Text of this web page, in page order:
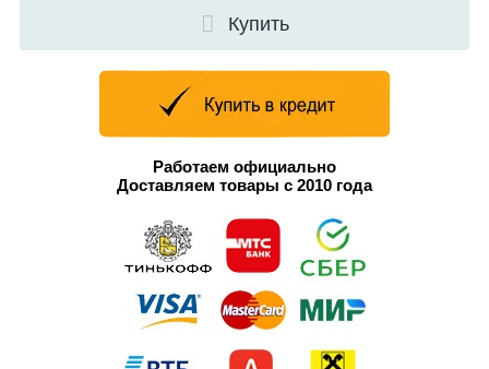
Купить
Работаем официально
Доставляем товары с 2010 года